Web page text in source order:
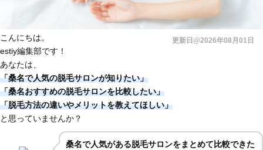
更新日@2026年08月01日
こんにちは。
estiy編集部です！
あなたは、
「桑名で人気の脱毛サロンが知りたい」
「桑名おすすめの脱毛サロンを比較したい」
「脱毛方法の違いやメリットを教えてほしい」
と思っていませんか？
桑名で人気がある脱毛サロンをまとめて比較できた